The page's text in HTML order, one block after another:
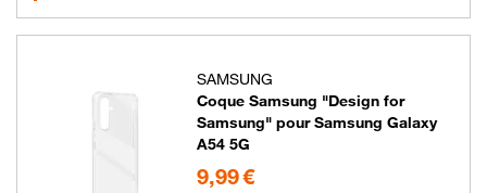
SAMSUNG
Coque Samsung "Design for
Samsung" pour Samsung Galaxy
A54 5G
9,99 €